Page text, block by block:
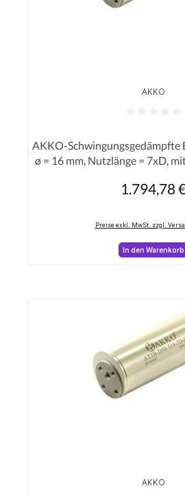
AKKO
AKKO-Schwingungsgedämpfte
ø = 16 mm, Nutzlänge = 7xD,
Auskraglänge
Regulärer Preis:
1.794,78
Preise exkl. MwSt. zzgl.
In den Warenkorb
AKKO